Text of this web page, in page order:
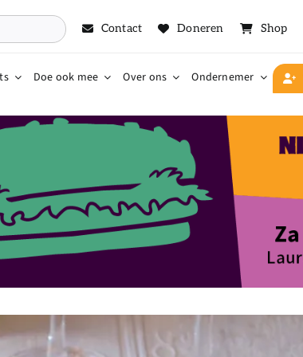
Contact Doneren Shop
Doe ook mee Over ons Ondernemer